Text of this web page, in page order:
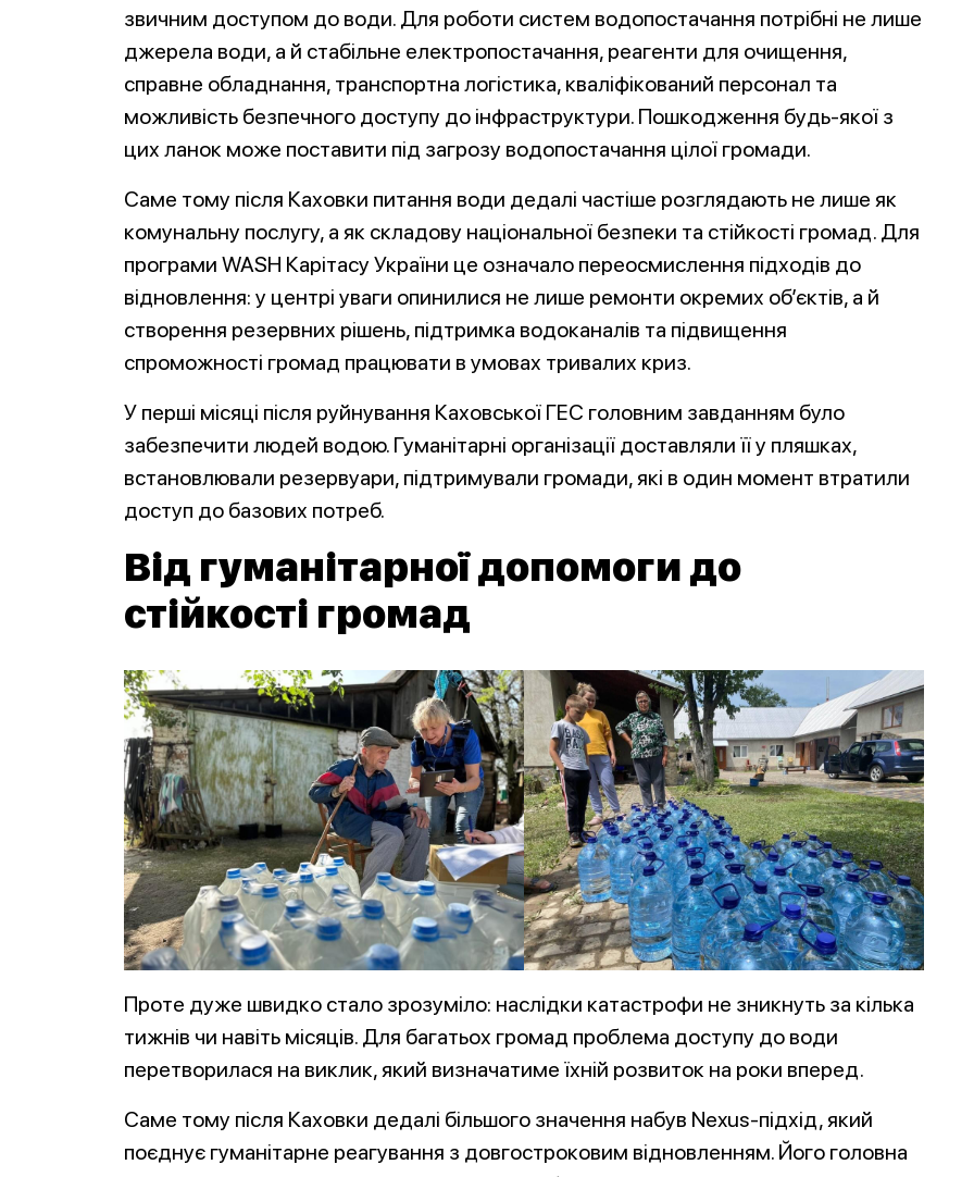
звичним доступом до води. Для роботи систем водопостачання потрібні не лише
джерела води, а й стабільне електропостачання, реагенти для очищення,
справне обладнання, транспортна логістика, кваліфікований персонал та
можливість безпечного доступу до інфраструктури. Пошкодження будь-якої з
цих ланок може поставити під загрозу водопостачання цілої громади.
Саме тому після Каховки питання води дедалі частіше розглядають не лише як
комунальну послугу, а як складову національної безпеки та стійкості громад. Для
програми WASH Карітасу України це означало переосмислення підходів до
відновлення: у центрі уваги опинилися не лише ремонти окремих об’єктів, а й
створення резервних рішень, підтримка водоканалів та підвищення
спроможності громад працювати в умовах тривалих криз.
У перші місяці після руйнування Каховської ГЕС головним завданням було
забезпечити людей водою. Гуманітарні організації доставляли її у пляшках,
встановлювали резервуари, підтримували громади, які в один момент втратили
доступ до базових потреб.
Від гуманітарної допомоги до
стійкості громад
Проте дуже швидко стало зрозуміло: наслідки катастрофи не зникнуть за кілька
тижнів чи навіть місяців. Для багатьох громад проблема доступу до води
перетворилася на виклик, який визначатиме їхній розвиток на роки вперед.
Саме тому після Каховки дедалі більшого значення набув Nexus-підхід, який
поєднує гуманітарне реагування з довгостроковим відновленням. Його головна